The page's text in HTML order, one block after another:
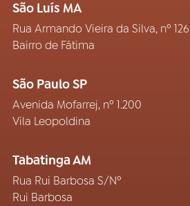
São Luís MA
Rua Armando Vieira da Silva, nº 126
Bairro de Fátima
São Paulo SP
Avenida Mofarrej, nº 1.200
Vila Leopoldina
Tabatinga AM
Rua Rui Barbosa S/Nº
Rui Barbosa